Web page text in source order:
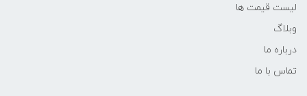
لیست قیمت ها
وبلاگ
درباره ما
تماس با ما